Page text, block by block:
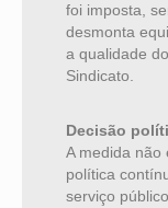
foi imposta,
desmonta
a qualidade
Sindicato.
Decisão
A medida não
política
serviço